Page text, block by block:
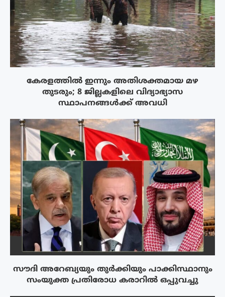
കേരളത്തിൽ ഇന്നും അതിശക്തമായ മഴ
തുടരും; 8 ജില്ലകളിലെ വിദ്യാഭ്യാസ
സ്ഥാപനങ്ങൾക്ക് അവധി
സൗദി അറേബ്യയും തുർക്കിയും പാക്കിസ്ഥാനും
സംയുക്ത പ്രതിരോധ കരാറിൽ ഒപ്പുവച്ചു